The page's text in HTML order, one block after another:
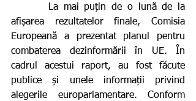
afișarea rezultatelor finale, Comisia
Europeană a prezentat planul pentru
combaterea dezinformării în UE. În
cadrul acestui raport, au fost făcute
publice și unele informații privind
alegerile europarlamentare. Conform